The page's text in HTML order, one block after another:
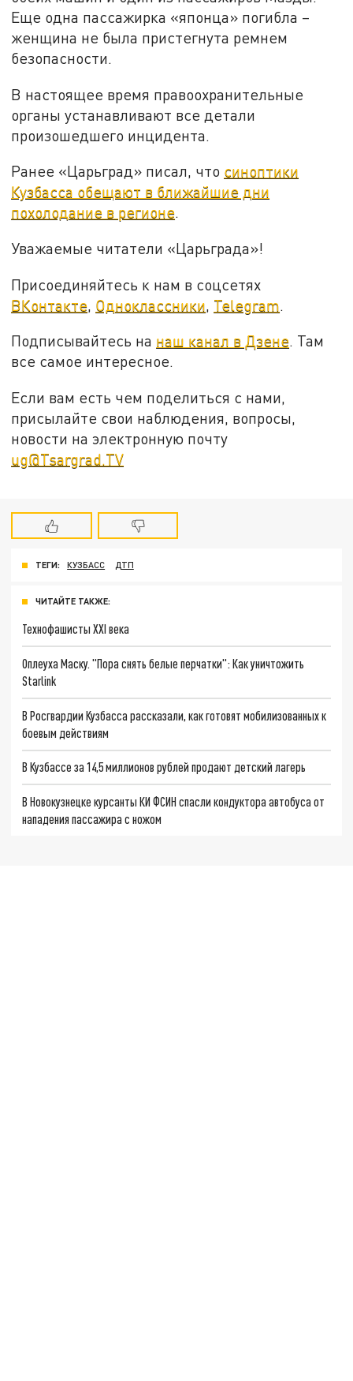
Еще одна пассажирка «японца» погибла –
женщина не была пристегнута ремнем
безопасности.
В настоящее время правоохранительные
органы устанавливают все детали
произошедшего инцидента.
Ранее «Царьград» писал, что синоптики
Кузбасса обещают в ближайшие дни
похолодание в регионе.
Уважаемые читатели «Царьграда»!
Присоединяйтесь к нам в соцсетях
ВКонтакте Одноклассники Telegram
Подписывайтесь на наш канал в Дзене. Там
все самое интересное.
Если вам есть чем поделиться с нами,
присылайте свои наблюдения, вопросы,
новости на электронную почту
ug@Tsargrad.TV
ТЕГИ: КУЗБАСС ДТП
ЧИТАЙТЕ ТАКЖЕ:
Технофашисты XXI века
Оплеуха Маску. "Пора снять белые перчатки": Как уничтожить
Starlink
В Росгвардии Кузбасса рассказали, как готовят мобилизованных к
боевым действиям
В Кузбассе за 14,5 миллионов рублей продают детский лагерь
В Новокузнецке курсанты КИ ФСИН спасли кондуктора автобуса от
нападения пассажира с ножом